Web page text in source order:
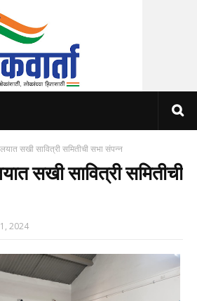
सखी सावित्री समितीची सभा संपन्न
सखी सावित्री समितीची
2024